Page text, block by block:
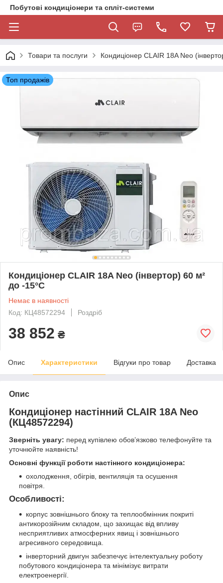
Побутові кондиціонери та спліт-системи
Товари та послуги Кондиціонер CLAIR 18A Neo
Топ продажів
Кондиціонер CLAIR 18A Neo (інвертор) 60 м²
до -15°C
Немає в наявності
Код: КЦ48572294
Роздріб
38 852 ₴
Опис Характеристики Відгуки про товар Доставка
Опис
Кондиціонер настінний CLAIR 18A Neo
(КЦ48572294)
Зверніть увагу: перед купівлею обов’язково телефонуйте та
уточнюйте наявність!
Основні функції роботи настінного кондиціонера:
охолодження, обігрів, вентиляція та осушення
повітря.
Особливості:
корпус зовнішнього блоку та теплообмінник покриті
антикорозійним складом, що захищає від впливу
несприятливих атмосферних явищ і зовнішнього
агресивного середовища.
інверторний двигун забезпечує інтелектуальну роботу
побутового кондиціонера та мінімізує витрати
електроенергії.